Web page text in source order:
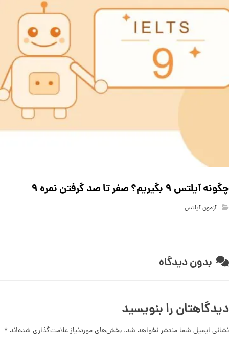
چگونه آیلتس ۹ بگیریم؟ صفر تا صد گرفتن نمره ۹
آزمون آیلتس
بدون دیدگاه
دیدگاهتان را بنویسید
نشانی ایمیل شما منتشر نخواهد شد. بخش‌های موردنیاز علامت‌گذاری شده‌اند *